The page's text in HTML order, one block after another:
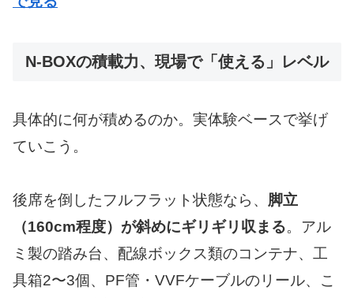
N-BOXの積載力、現場で「使える」レベル
具体的に何が積めるのか。実体験ベースで挙げ
ていこう。
後席を倒したフルフラット状態なら、 脚立
（160cm程度）が斜めにギリギリ収まる。アル
ミ製の踏み台、配線ボックス類のコンテナ、工
具箱2〜3個、PF管・VVFケーブルのリール、こ